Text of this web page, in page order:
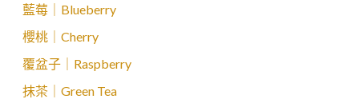
藍莓｜Blueberry
櫻桃｜Cherry
覆盆子｜Raspberry
抹茶｜Green Tea